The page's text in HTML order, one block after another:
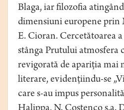
Blaga, iar filozofia
dimensiuni europene prin
E. Cioran. Cercetătoarea
stânga Prutului atmosfera
revigorată de apariţia mai
literare, evidenţiindu-se
care s-au impus